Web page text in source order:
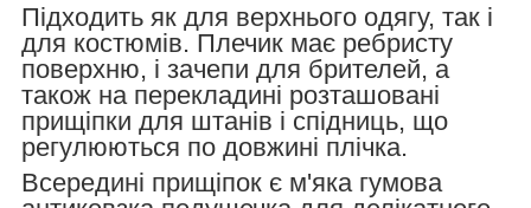
Підходить як для верхнього одягу, так і
для костюмів. Плечик має ребристу
поверхню, і зачепи для брителей, а
також на перекладині розташовані
прищіпки для штанів і спідниць, що
регулюються по довжині плічка.
Всередині прищіпок є м'яка гумова